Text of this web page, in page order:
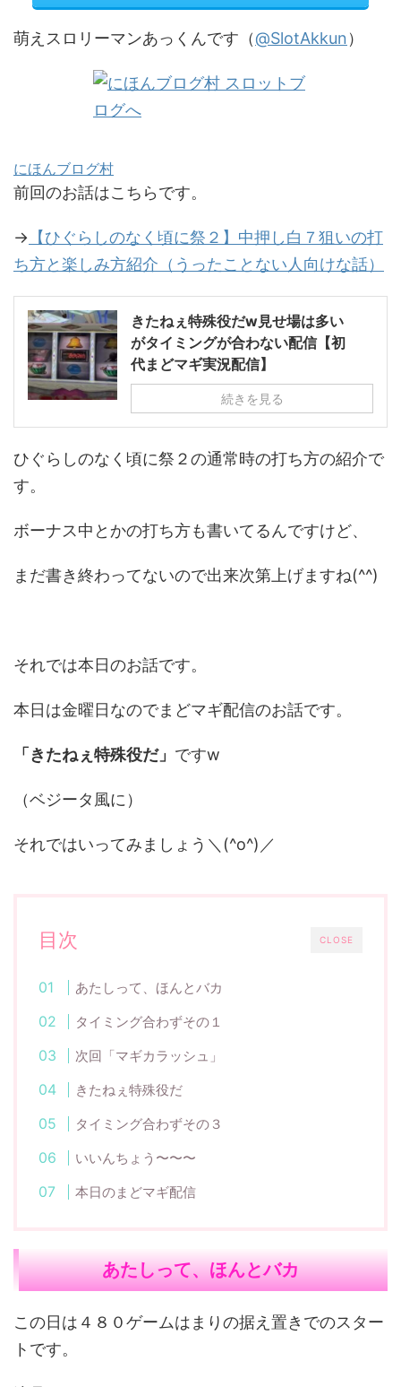
萌えスロリーマンあっくんです（@SlotAkkun）
にほんブログ村
前回のお話はこちらです。
→ 【ひぐらしのなく頃に祭２】中押し白７狙いの打
ち方と楽しみ方紹介（うったことない人向けな話）
きたねぇ特殊役だw見せ場は多い
がタイミングが合わない配信【初
代まどマギ実況配信】
続きを見る
ひぐらしのなく頃に祭２の通常時の打ち方の紹介で
す。
ボーナス中とかの打ち方も書いてるんですけど、
まだ書き終わってないので出来次第上げますね(^^)
それでは本日のお話です。
本日は金曜日なのでまどマギ配信のお話です。
「きたねぇ特殊役だ」 ですw
（ベジータ風に）
それではいってみましょう＼(^o^)／
CLOSE
目次
あたしって、ほんとバカ
タイミング合わずその１
次回「マギカラッシュ」
きたねぇ特殊役だ
タイミング合わずその３
いいんちょう〜〜〜
本日のまどマギ配信
あたしって、ほんとバカ
この日は４８０ゲームはまりの据え置きでのスター
トです。